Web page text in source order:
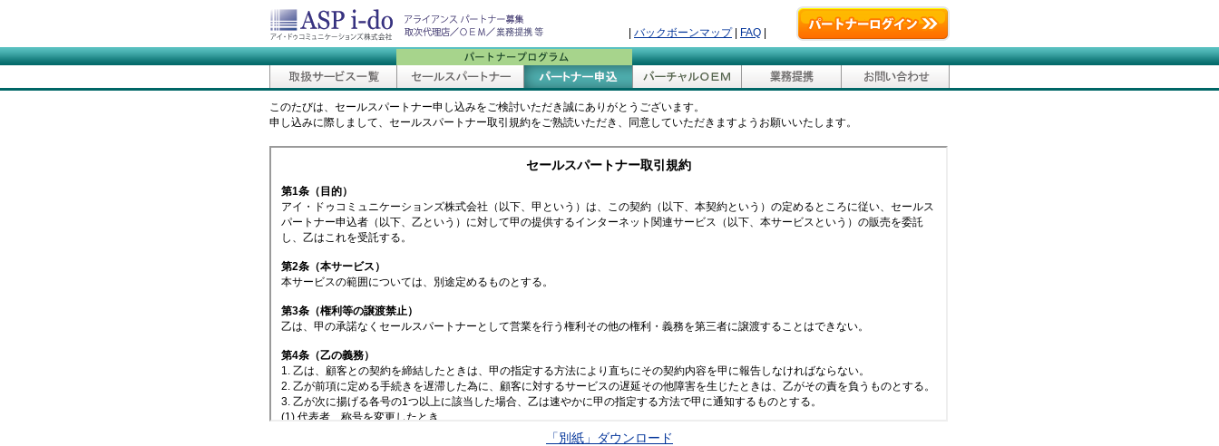
バックボーンマップ| FAQ
このたびは、セールスパートナー申し込みをご検討いただき誠にありがとうございます。
申し込みに際しまして、セールスパートナー取引規約をご熟読いただき、同意していただきますようお願いいたします。
「別紙」ダウンロード